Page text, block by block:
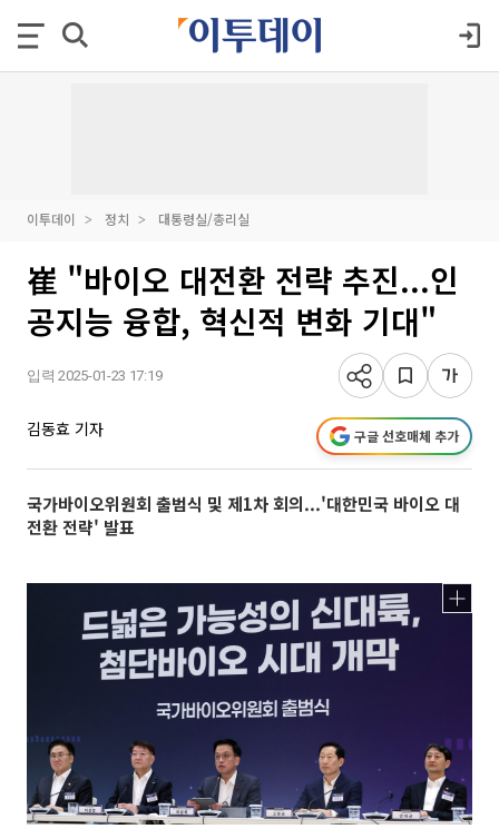
이투데이 정치 대통령실/총리실
崔 "바이오 대전환 전략 추진...인
공지능 융합, 혁신적 변화 기대"
입력 2025-01-23 17:19
김동효 기자 구글 선호매체 추가
국가바이오위원회 출범식 및 제1차 회의...'대한민국 바이오 대
전환 전략' 발표